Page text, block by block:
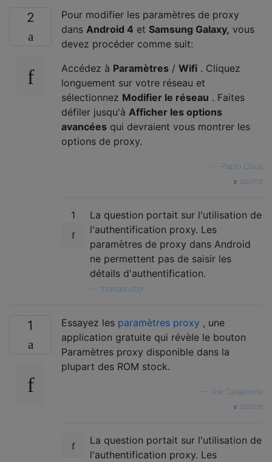
2
Pour modifier les paramètres de proxy
dans Android 4 et Samsung Galaxy, vous
devez procéder comme suit:
Accédez à Paramètres / Wifi . Cliquez
longuement sur votre réseau et
sélectionnez Modifier le réseau . Faites
défiler jusqu'à Afficher les options
avancées qui devraient vous montrer les
options de proxy.
Pablo Claus
source
1
La question portait sur l'utilisation de
l'authentification proxy. Les
paramètres de proxy dans Android
ne permettent pas de saisir les
détails d'authentification.
thomasrutter
1 Essayez les paramètres proxy , une
application gratuite qui révèle le bouton
Paramètres proxy disponible dans la
plupart des ROM stock.
Joe Casadonte
source
La question portait sur l'utilisation de
l'authentification proxy. Les